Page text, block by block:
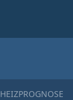
HEIZPROGNOSE